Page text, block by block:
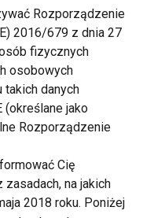
trudno o
redukcji tkanki
pomocy trenera lub
ale… oczekujesz
ciało potrzebuje
to proces, który
Rozporządzenie
2016/679 z dnia 27
fizycznych
osobowych
takich danych
jako
Rozporządzenie
Cię
na jakich
2018 roku. Poniżej